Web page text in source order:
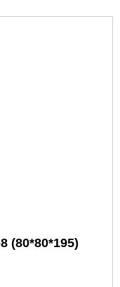
(80*80*195)